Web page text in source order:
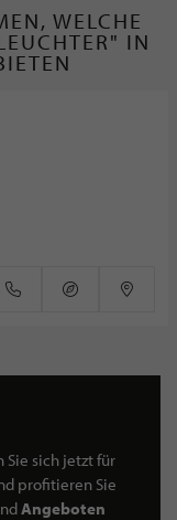
WELCHE
IN
Sie sich jetzt für
profitieren Sie
Angeboten